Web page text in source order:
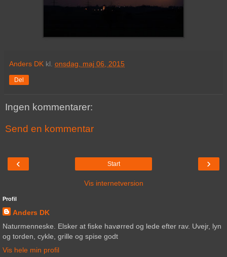
Anders DK kl. onsdag, maj 06, 2015
Del
Ingen kommentarer:
Send en kommentar
‹ ›
Start
Vis internetversion
Profil
Anders DK
Naturmenneske. Elsker at fiske havørred og lede efter rav. Uvejr, lyn
og torden, cykle, grille og spise godt
Vis hele min profil